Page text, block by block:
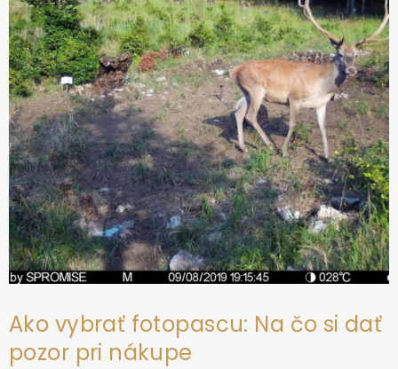
e
Ako vybrať fotopascu: Na čo si dať
pozor pri nákupe